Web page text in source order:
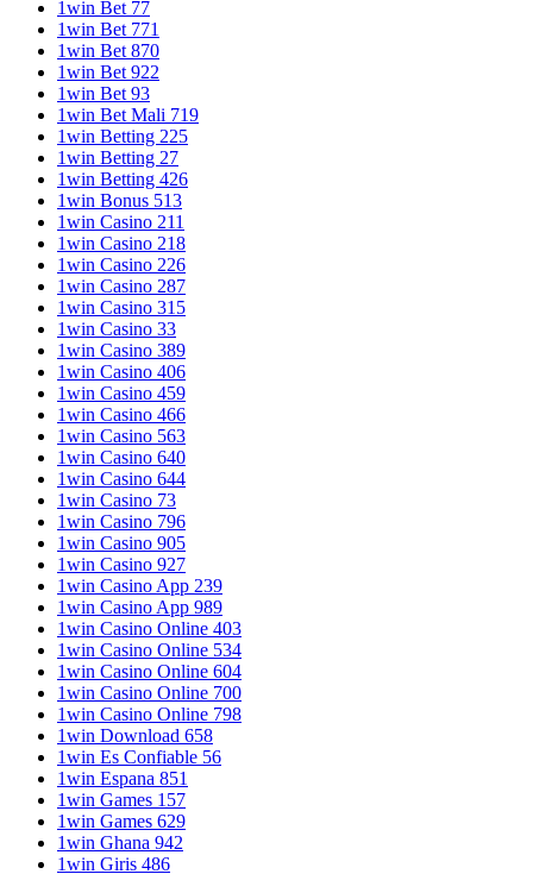
1win Bet 77
1win Bet 771
1win Bet 870
1win Bet 922
1win Bet 93
1win Bet Mali 719
1win Betting 225
1win Betting 27
1win Betting 426
1win Bonus 513
1win Casino 211
1win Casino 218
1win Casino 226
1win Casino 287
1win Casino 315
1win Casino 33
1win Casino 389
1win Casino 406
1win Casino 459
1win Casino 466
1win Casino 563
1win Casino 640
1win Casino 644
1win Casino 73
1win Casino 796
1win Casino 905
1win Casino 927
1win Casino App 239
1win Casino App 989
1win Casino Online 403
1win Casino Online 534
1win Casino Online 604
1win Casino Online 700
1win Casino Online 798
1win Download 658
1win Es Confiable 56
1win Espana 851
1win Games 157
1win Games 629
1win Ghana 942
1win Giris 486